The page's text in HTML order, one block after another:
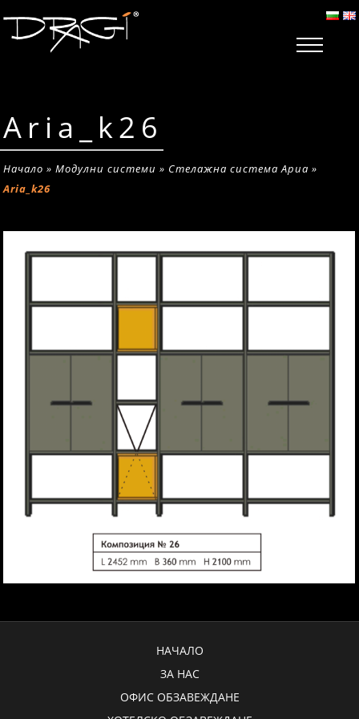
Aria_k26
Начало »Модулни системи » Стелажна система Ариа »
Aria_k26
НАЧАЛО
ЗА НАС
ОФИС ОБЗАВЕЖДАНЕ